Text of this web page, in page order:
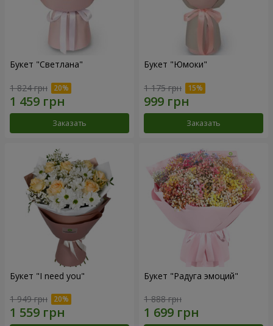
Букет "Светлана"
1 824 грн
Заказать
Букет "Юмоки"
1 175 грн
Заказать
Букет "I need you"
1 949 грн
Букет "Радуга эмоций"
1 888 грн